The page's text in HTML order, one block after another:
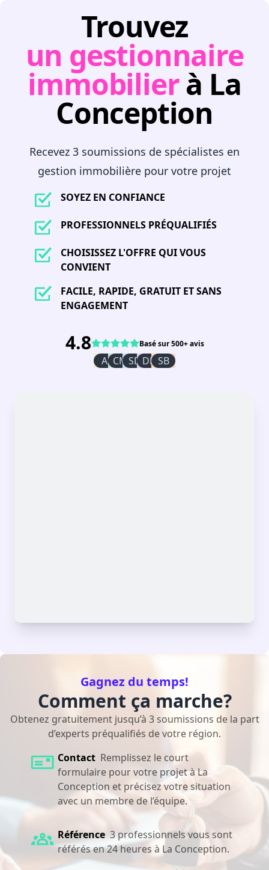
Trouvez
un gestionnaire
immobilierà La
Conception
Recevez 3 soumissions de spécialistes en
gestion immobilière pour votre projet
SOYEZ EN CONFIANCE
PROFESSIONNELS PRÉQUALIFIÉS
CHOISISSEZ L'OFFRE QUI VOUS
CONVIENT
FACILE, RAPIDE, GRATUIT ET SANS
ENGAGEMENT
4.8 Basé sur 500+ avis
AI CM SD DR SB
Gagnez du temps!
Comment ça marche?
Obtenez gratuitement jusqu’à 3 soumissions de la part
d’experts préqualifiés de votre région.
Contact Remplissez le court
formulaire pour votre projet à La
Conception et précisez votre situation
avec un membre de l’équipe.
Référence 3 professionnels vous sont
référés en 24 heures à La Conception.